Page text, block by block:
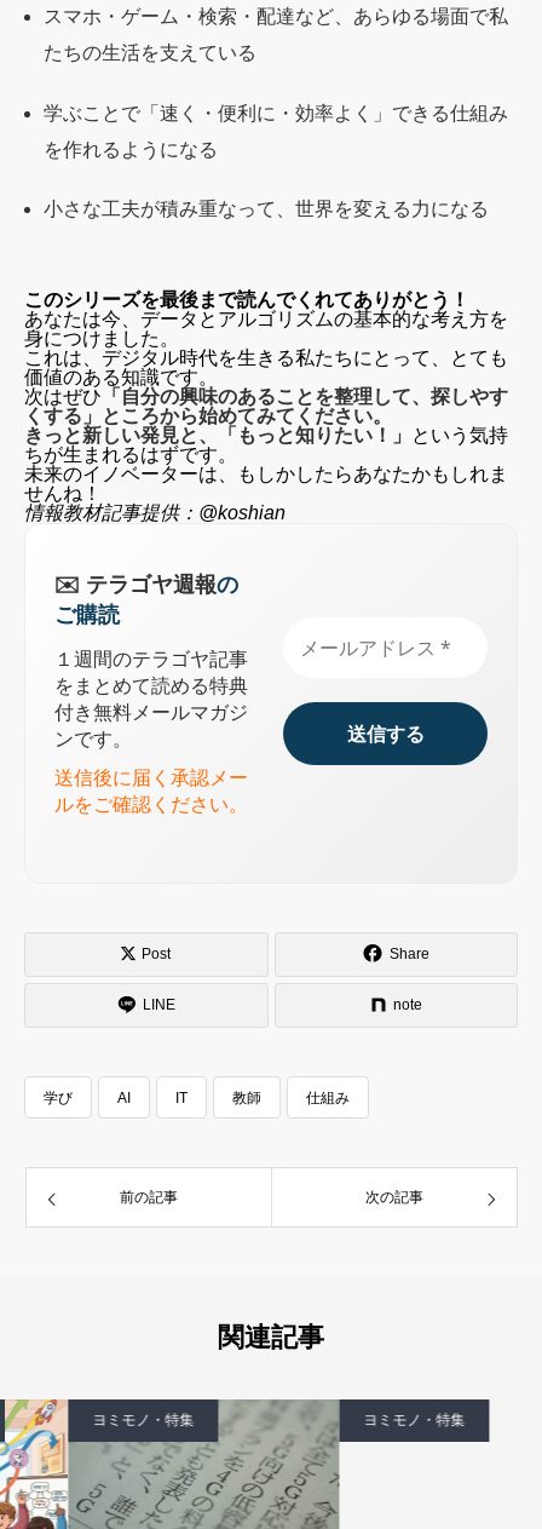
スマホ・ゲーム・検索・配達など、あらゆる場面で私
たちの生活を支えている
学ぶことで「速く・便利に・効率よく」できる仕組み
を作れるようになる
小さな工夫が積み重なって、世界を変える力になる
このシリーズを最後まで読んでくれてありがとう！
あなたは今、データとアルゴリズムの基本的な考え方を
身につけました。
これは、デジタル時代を生きる私たちにとって、とても
価値のある知識です。
次はぜひ 「自分の興味のあることを整理して、探しやす
くする」ところから始めてみてください。
きっと新しい発見と、「もっと知りたい！」
という気持
ちが生まれるはずです。
未来のイノベーターは、もしかしたらあなたかもしれま
せんね！
情報教材記事提供：@koshian
✉️ テラゴヤ週報の
ご購読
１週間のテラゴヤ記事
をまとめて読める特典
付き無料メールマガジ
ンです。
送信後に届く承認メー
ルをご確認ください。
Post Share
LINE note
学び AI IT 教師 仕組み
前の記事 次の記事
関連記事
ヨミモノ・特集 ヨミモノ・特集